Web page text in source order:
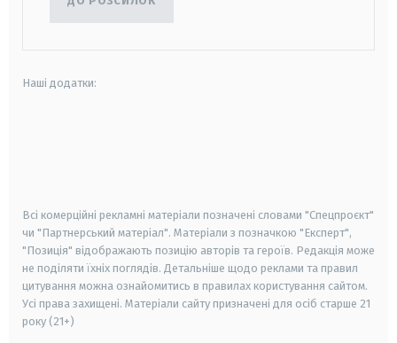
Наші додатки:
Всі комерційні рекламні матеріали позначені словами "Спецпроєкт"
чи "Партнерський матеріал". Матеріали з позначкою "Експерт",
"Позиція" відображають позицію авторів та героїв. Редакція може
не поділяти їхніх поглядів. Детальніше щодо реклами та правил
цитування можна ознайомитись в правилах користування сайтом.
Усі права захищені. Матеріали сайту призначені для осіб старше 21
року (21+)